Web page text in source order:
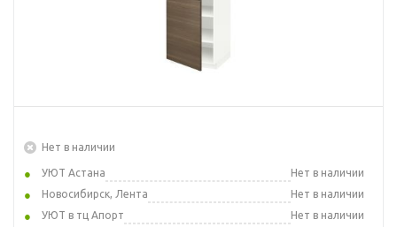
Нет в наличии
УЮТ Астана
Нет в наличии
Новосибирск, Лента
Нет в наличии
УЮТ в тц Апорт
Нет в наличии